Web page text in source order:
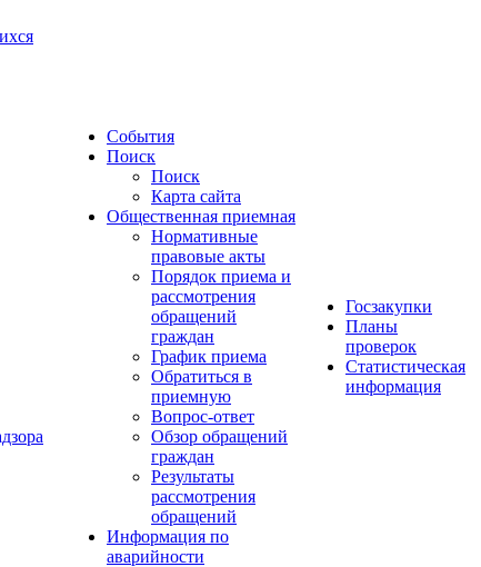
События
Поиск
Поиск
Карта сайта
Общественная приемная
Нормативные
правовые акты
Порядок приема и
рассмотрения
обращений
граждан
График приема
Обратиться в
приемную
Вопрос-ответ
Обзор обращений
граждан
Результаты
рассмотрения
обращений
Информация по
аварийности
Госзакупки
Планы
проверок
Статистическая
информация